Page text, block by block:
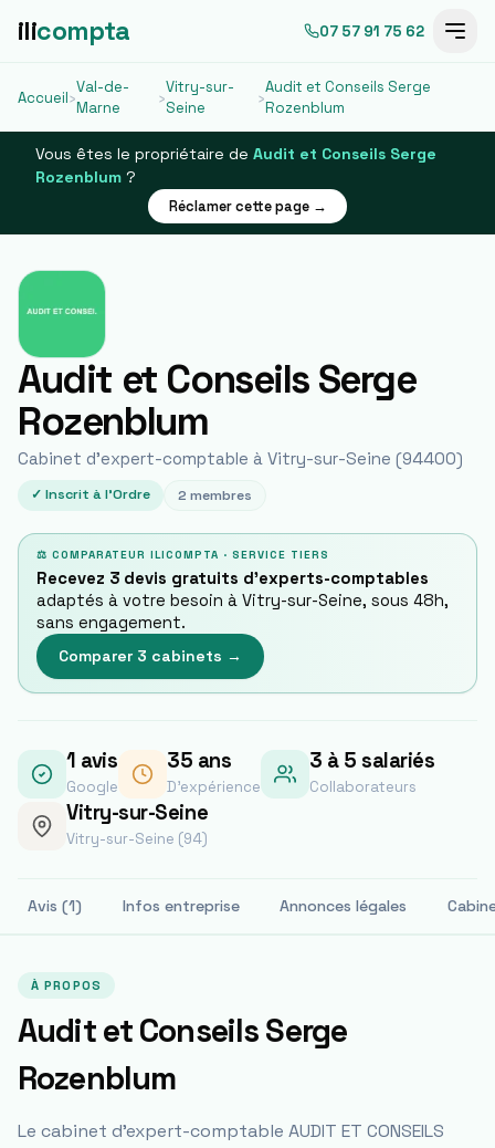
ilicompta 07 57 91 75 62
Accueil›
Val-de-
Marne
›
Vitry-sur-
Seine
›
Audit et Conseils Serge
Rozenblum
Vous êtes le propriétaire de Audit et Conseils Serge
Rozenblum ?
Réclamer cette page →
Audit et Conseils Serge
Rozenblum
Cabinet d'expert-comptable à Vitry-sur-Seine (94400)
✓ Inscrit à l'Ordre 2 membres
⚖ COMPARATEUR ILICOMPTA · SERVICE TIERS
Recevez 3 devis gratuits d'experts-comptables
adaptés à votre besoin à Vitry-sur-Seine, sous 48h,
sans engagement.
Comparer 3 cabinets →
1 avis
Google
35 ans
D'expérience
3 à 5 salariés
Collaborateurs
Vitry-sur-Seine
Vitry-sur-Seine (94)
Avis (1) Infos entreprise Annonces légales
À PROPOS
Audit et Conseils Serge
Rozenblum
Le cabinet d'expert-comptable AUDIT ET CONSEILS